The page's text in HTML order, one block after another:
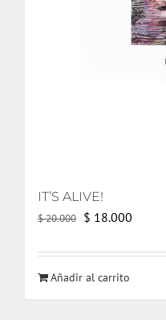
IT’S ALIVE!
$20.000 El
original
era:
$ 18.000
actual
Añadir al carrito